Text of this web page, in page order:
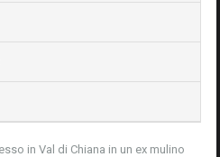
in Val di Chiana in un ex mulino